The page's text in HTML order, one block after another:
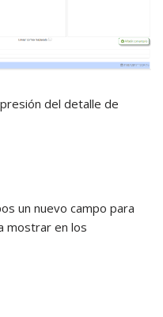
del detalle de
un nuevo campo para
mostrar en los